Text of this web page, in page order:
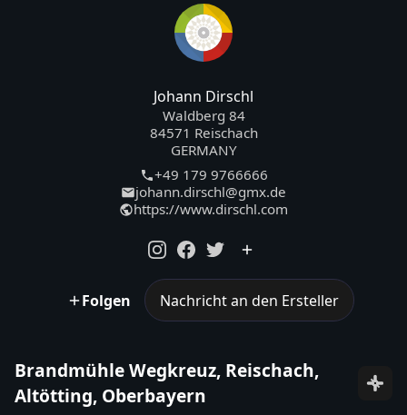
Johann Dirschl
Waldberg 84
84571 Reischach
GERMANY
+49 179 9766666
johann.dirschl@gmx.de
https://www.dirschl.com
Folgen Nachricht an den Ersteller
Brandmühle Wegkreuz, Reischach,
Altötting, Oberbayern